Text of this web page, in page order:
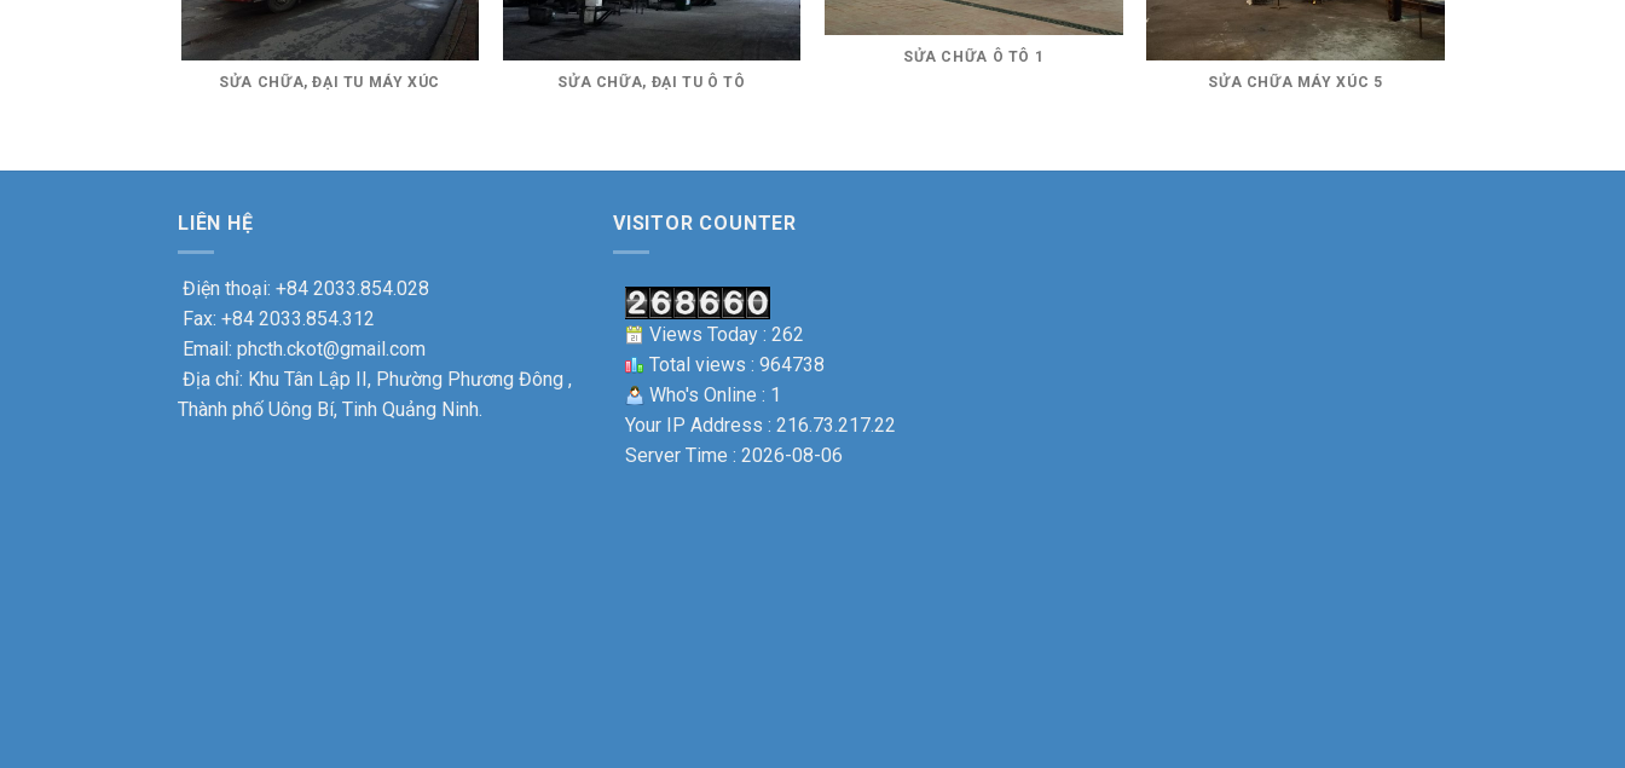
SỬA CHỮA, ĐẠI TU MÁY XÚC SỬA CHỮA, ĐẠI TU Ô TÔ
SỬA CHỮA Ô TÔ 1
SỬA CHỮA MÁY XÚC 5
LIÊN HỆ
Điện thoại: +84 2033.854.028
Fax: +84 2033.854.312
Email: phcth.ckot@gmail.com
Địa chỉ: Khu Tân Lập II, Phường Phương Đông ,
Thành phố Uông Bí, Tinh Quảng Ninh.
VISITOR COUNTER
Views Today : 262
Total views : 964738
Who's Online : 1
Your IP Address : 216.73.217.22
Server Time : 2026-08-06